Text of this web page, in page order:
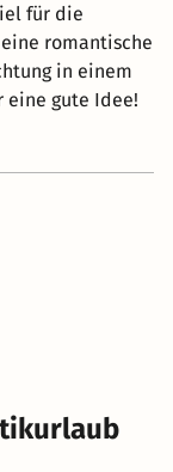
für die
romantische
in einem
gute Idee!